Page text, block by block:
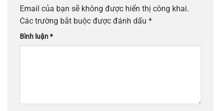
Email của bạn sẽ không được hiển thị công khai.
Các trường bắt buộc được đánh dấu *
Bình luận*